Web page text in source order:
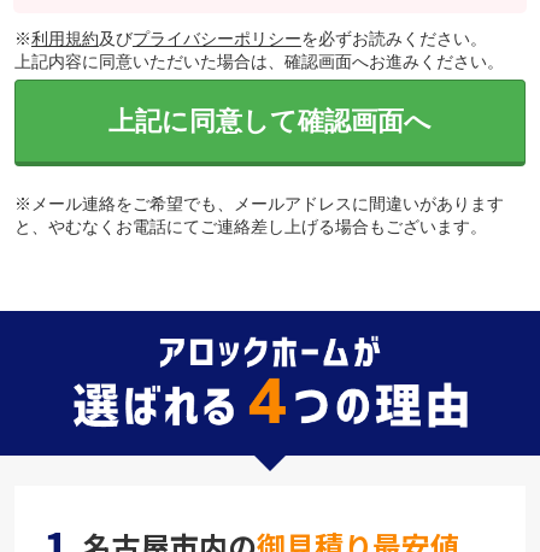
※利用規約及びプライバシーポリシーを必ずお読みください。
上記内容に同意いただいた場合は、確認画面へお進みください。
上記に同意して確認画面へ
※メール連絡をご希望でも、メールアドレスに間違いがあります
と、やむなくお電話にてご連絡差し上げる場合もございます。